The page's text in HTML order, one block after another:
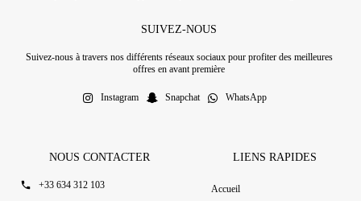
SUIVEZ-NOUS
Suivez-nous à travers nos différents réseaux sociaux pour profiter des meilleures
offres en avant première
Instagram Snapchat WhatsApp
NOUS CONTACTER
+33 634 312 103
LIENS RAPIDES
Accueil